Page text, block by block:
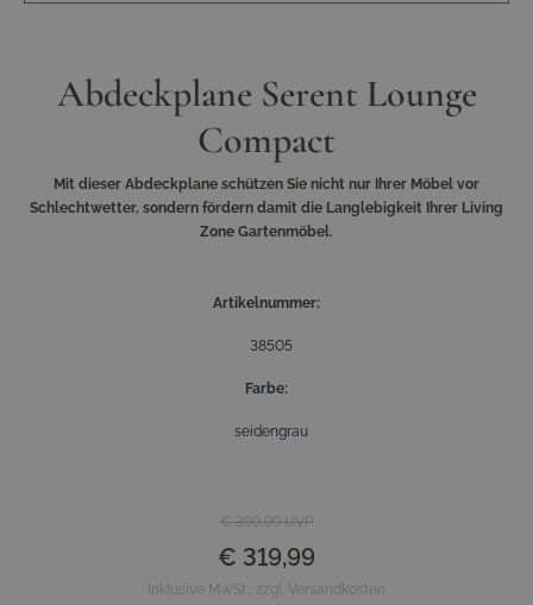
Abdeckplane Serent Lounge
Compact
Mit dieser Abdeckplane schützen Sie nicht nur Ihrer Möbel vor
Schlechtwetter, sondern fördern damit die Langlebigkeit Ihrer Living
Zone Gartenmöbel.
Artikelnummer
38505
Farbe
seidengrau
€ 399,99UVP
€ 319,99
Inklusive MwSt., zzgl. Versandkosten